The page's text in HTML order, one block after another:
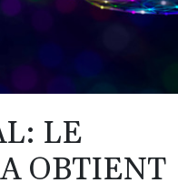
LE
OBTIENT